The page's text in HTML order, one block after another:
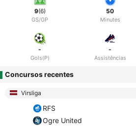
9(6)
GS/GP
50
Minutes
-
Gols(P)
-
Assistências
Concursos recentes
Virsliga
RFS
Ogre United